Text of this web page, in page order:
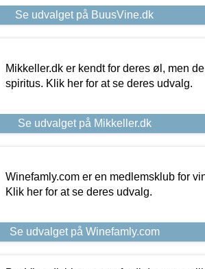
Se udvalget på BuusVine.dk
Mikkeller.dk er kendt for deres øl, men
spiritus. Klik her for at se deres udvalg.
Se udvalget på Mikkeller.dk
Winefamly.com er en medlemsklub for
Klik her for at se deres udvalg.
Se udvalget på Winefamly.com